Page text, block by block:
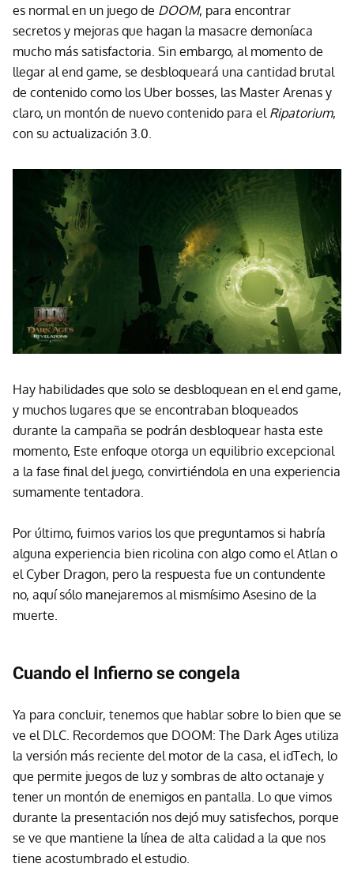
es normal en un juego de DOOM, para encontrar
secretos y mejoras que hagan la masacre demoníaca
mucho más satisfactoria. Sin embargo, al momento de
llegar al end game, se desbloqueará una cantidad brutal
de contenido como los Uber bosses, las Master Arenas y
claro, un montón de nuevo contenido para el Ripatorium,
con su actualización 3.0.
Hay habilidades que solo se desbloquean en el end game,
y muchos lugares que se encontraban bloqueados
durante la campaña se podrán desbloquear hasta este
momento, Este enfoque otorga un equilibrio excepcional
a la fase final del juego, convirtiéndola en una experiencia
sumamente tentadora.
Por último, fuimos varios los que preguntamos si habría
alguna experiencia bien ricolina con algo como el Atlan o
el Cyber Dragon, pero la respuesta fue un contundente
no, aquí sólo manejaremos al mismísimo Asesino de la
muerte.
Cuando el Infierno se congela
Ya para concluir, tenemos que hablar sobre lo bien que se
ve el DLC. Recordemos que DOOM: The Dark Ages utiliza
la versión más reciente del motor de la casa, el idTech, lo
que permite juegos de luz y sombras de alto octanaje y
tener un montón de enemigos en pantalla. Lo que vimos
durante la presentación nos dejó muy satisfechos, porque
se ve que mantiene la línea de alta calidad a la que nos
tiene acostumbrado el estudio.